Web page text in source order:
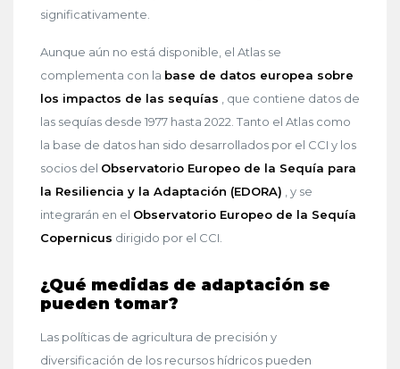
significativamente.
Aunque aún no está disponible, el Atlas se
complementa con la base de datos europea sobre
los impactos de las sequías , que contiene datos de
las sequías desde 1977 hasta 2022. Tanto el Atlas como
la base de datos han sido desarrollados por el CCI y los
socios del Observatorio Europeo de la Sequía para
la Resiliencia y la Adaptación (EDORA) , y se
integrarán en el Observatorio Europeo de la Sequía
Copernicus dirigido por el CCI.
¿Qué medidas de adaptación se
pueden tomar?
Las políticas de agricultura de precisión y
diversificación de los recursos hídricos pueden